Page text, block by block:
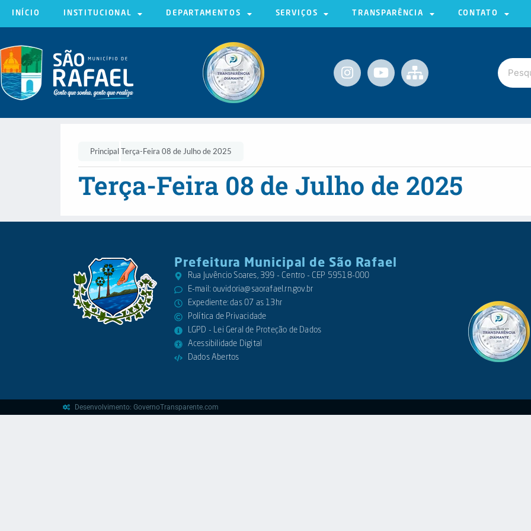
INÍCIO INSTITUCIONAL DEPARTAMENTOS SERVIÇOS TRANSPARÊNCIA CONTATO
PrincipalTerça-Feira 08 de Julho de 2025
Terça-Feira 08 de Julho de 2025
Prefeitura Municipal de São Rafael
Rua Juvêncio Soares, 399 - Centro - CEP 59518-000
E-mail: ouvidoria@saorafael.rn.gov.br
Expediente: das 07 as 13hr
Política de Privacidade
LGPD - Lei Geral de Proteção de Dados
Acessibilidade Digital
Dados Abertos
Desenvolvimento: GovernoTransparente.com